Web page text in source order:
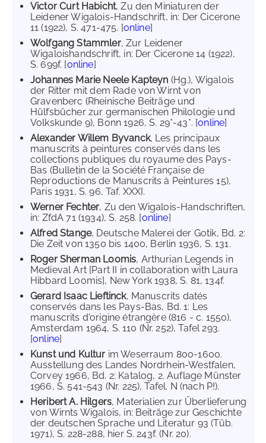
Victor Curt Habicht, Zu den Miniaturen der
Leidener Wigalois-Handschrift, in: Der Cicerone
11 (1922), S. 471-475. [online]
Wolfgang Stammler, Zur Leidener
Wigaloishandschrift, in: Der Cicerone 14 (1922),
S. 699f. [online]
Johannes Marie Neele Kapteyn (Hg.), Wigalois
der Ritter mit dem Rade von Wirnt von
Gravenberc (Rheinische Beiträge und
Hülfsbücher zur germanischen Philologie und
Volkskunde 9), Bonn 1926, S. 29*-43*. [online]
Alexander Willem Byvanck, Les principaux
manuscrits à peintures conservés dans les
collections publiques du royaume des Pays-
Bas (Bulletin de la Société Française de
Reproductions de Manuscrits à Peintures 15),
Paris 1931, S. 96, Taf. XXXI.
Werner Fechter, Zu den Wigalois-Handschriften,
in: ZfdA 71 (1934), S. 258. [online]
Alfred Stange, Deutsche Malerei der Gotik, Bd. 2:
Die Zeit von 1350 bis 1400, Berlin 1936, S. 131.
Roger Sherman Loomis, Arthurian Legends in
Medieval Art [Part II in collaboration with Laura
Hibbard Loomis], New York 1938, S. 81, 134f.
Gerard Isaac Lieftinck, Manuscrits datés
conservés dans les Pays-Bas, Bd. 1: Les
manuscrits d'origine étrangère (816 - c. 1550),
Amsterdam 1964, S. 110 (Nr. 252), Tafel 293.
[online]
Kunst und Kultur im Weserraum 800-1600.
Ausstellung des Landes Nordrhein-Westfalen,
Corvey 1966, Bd. 2: Katalog, 2. Auflage Münster
1966, S. 541-543 (Nr. 225), Tafel. N (nach P!).
Heribert A. Hilgers, Materialien zur Überlieferung
von Wirnts Wigalois, in: Beiträge zur Geschichte
der deutschen Sprache und Literatur 93 (Tüb.
1971), S. 228-288, hier S. 243f. (Nr. 20).